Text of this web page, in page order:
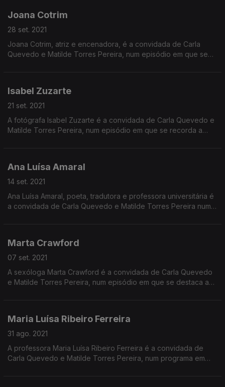
Joana Cotrim
28 set. 2021
Joana Cotrim, atriz e encenadora, é a convidada de Carla
Quevedo e Matilde Torres Pereira, num episódio em que se
Isabel Zuzarte
21 set. 2021
A fotógrafa Isabel Zuzarte é a convidada de Carla Quevedo e
Matilde Torres Pereira, num episódio em que se recorda a
Ana Luísa Amaral
14 set. 2021
Ana Luísa Amaral, poeta, tradutora e professora universitária é
a convidada de Carla Quevedo e Matilde Torres Pereira num
Marta Crawford
07 set. 2021
A sexóloga Marta Crawford é a convidada de Carla Quevedo
e Matilde Torres Pereira, num episódio em que se destaca a
Maria Luísa Ribeiro Ferreira
31 ago. 2021
A professora Maria Luísa Ribeiro Ferreira é a convidada de
Carla Quevedo e Matilde Torres Pereira, num programa em